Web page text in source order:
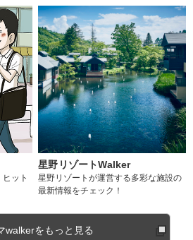
ット
星野リゾートWalker
星野リゾートが運営する多彩な施設の
最新情報をチェック！
walkerをもっと見る